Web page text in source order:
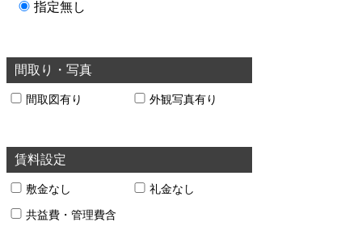
指定無し
間取り・写真
間取図有り 外観写真有り
賃料設定
敷金なし 礼金なし
共益費・管理費含